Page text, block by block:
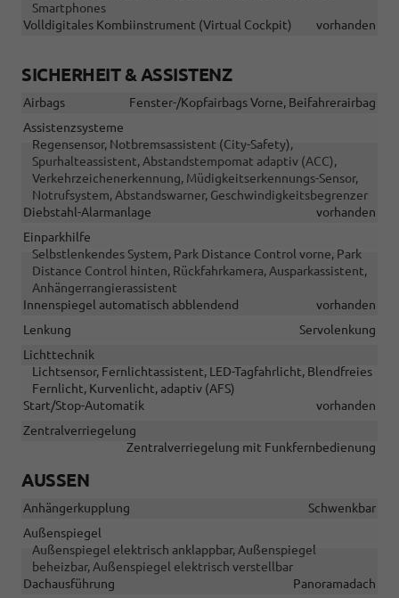
Smartphones
Volldigitales Kombiinstrument (Virtual Cockpit)
vorhanden
SICHERHEIT & ASSISTENZ
Airbags
Fenster-/Kopfairbags Vorne, Beifahrerairbag
Assistenzsysteme
Regensensor, Notbremsassistent (City-Safety),
Spurhalteassistent, Abstandstempomat adaptiv (ACC),
Verkehrzeichenerkennung, Müdigkeitserkennungs-Sensor,
Notrufsystem, Abstandswarner, Geschwindigkeitsbegrenzer
Diebstahl-Alarmanlage
vorhanden
Einparkhilfe
Selbstlenkendes System, Park Distance Control vorne, Park
Distance Control hinten, Rückfahrkamera, Ausparkassistent,
Anhängerrangierassistent
Innenspiegel automatisch abblendend
vorhanden
Lenkung
Servolenkung
Lichttechnik
Lichtsensor, Fernlichtassistent, LED-Tagfahrlicht, Blendfreies
Fernlicht, Kurvenlicht, adaptiv (AFS)
Start/Stop-Automatik
vorhanden
Zentralverriegelung
Zentralverriegelung mit Funkfernbedienung
AUSSEN
Anhängerkupplung
Schwenkbar
Außenspiegel
Außenspiegel elektrisch anklappbar, Außenspiegel
beheizbar, Außenspiegel elektrisch verstellbar
Dachausführung
Panoramadach